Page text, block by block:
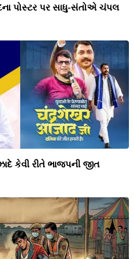
પોસ્ટર પર સાધુ-સંતોએ ચંપલ
કેવી રીતે ભાજપની જીત